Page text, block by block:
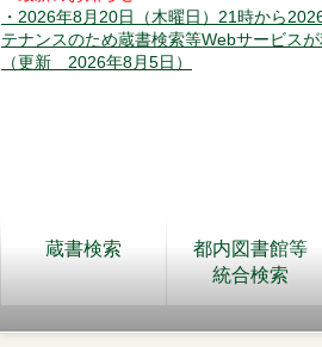
・2026年8月20日（木曜日）21時から
テナンスのため蔵書検索等Webサービスが
（更新 2026年8月5日）
蔵書検索
都内図書館等
統合検索